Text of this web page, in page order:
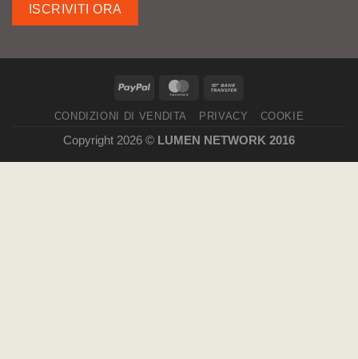
ISCRIVITI ORA
CONDIZIONI DI VENDITA PRIVACY COOKIE
Copyright 2026 © LUMEN NETWORK 2016